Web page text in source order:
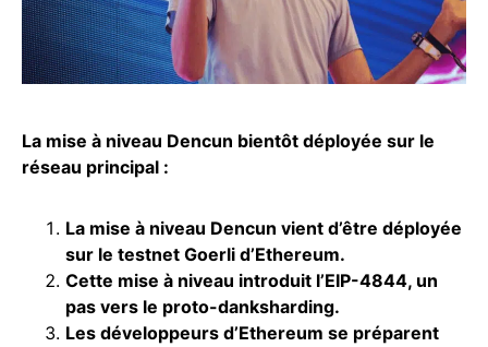
La mise à niveau Dencun bientôt déployée sur le
réseau principal :
La mise à niveau Dencun vient d’être déployée
sur le testnet Goerli d’Ethereum.
Cette mise à niveau introduit l’EIP-4844, un
pas vers le proto-danksharding.
Les développeurs d’Ethereum se préparent